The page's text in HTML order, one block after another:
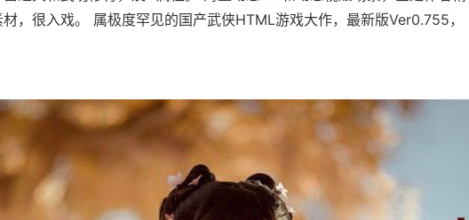
，很入戏。 属极度罕见的国产武侠HTML游戏大作，最新版Ver0.755，